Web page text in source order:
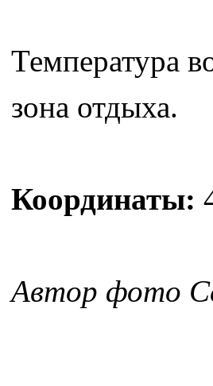
Температура
зона отдыха.
Координаты:
Автор фото